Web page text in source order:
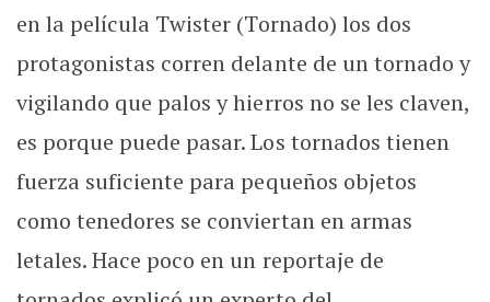
en la película Twister (Tornado) los dos
protagonistas corren delante de un tornado y
vigilando que palos y hierros no se les claven,
es porque puede pasar. Los tornados tienen
fuerza suficiente para pequeños objetos
como tenedores se conviertan en armas
letales. Hace poco en un reportaje de